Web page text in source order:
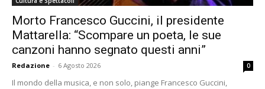
Morto Francesco Guccini, il presidente
Mattarella: “Scompare un poeta, le sue
canzoni hanno segnato questi anni”
Redazione - 6 Agosto 2026 0
Il mondo della musica, e non solo, piange Francesco Guccini,